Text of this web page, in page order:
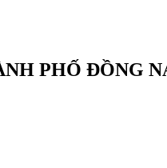
PHỐ ĐỒNG